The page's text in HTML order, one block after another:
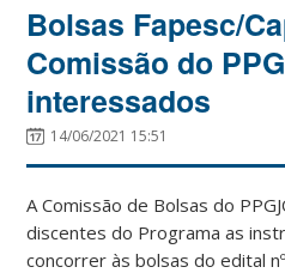
Bolsas Fapesc/
Comissão do
interessados
14/06/2021 15:51
A Comissão de Bolsas do
discentes do Programa as
concorrer às bolsas do edital